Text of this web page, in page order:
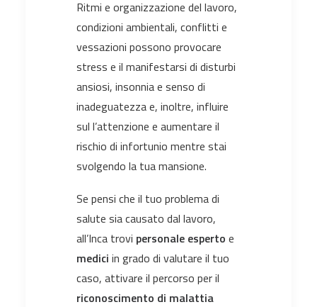
Ritmi e organizzazione del lavoro,
condizioni ambientali, conflitti e
vessazioni possono provocare
stress e il manifestarsi di disturbi
ansiosi, insonnia e senso di
inadeguatezza e, inoltre, influire
sul l’attenzione e aumentare il
rischio di infortunio mentre stai
svolgendo la tua mansione.
Se pensi che il tuo problema di
salute sia causato dal lavoro,
all’Inca trovi personale esperto e
medici in grado di valutare il tuo
caso, attivare il percorso per il
riconoscimento di malattia